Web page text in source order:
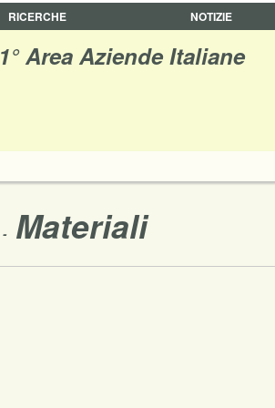
RICERCHE NOTIZIE
1° Area Aziende Italiane
-Materiali